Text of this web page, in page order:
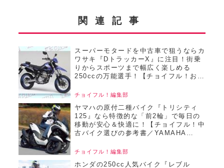
関連記事
スーパーモタードを中古車で狙うならカ
ワサキ『DトラッカーX』に注目！街乗
りからスポーツまで幅広く楽しめる
250ccの万能選手！【チョイフル！おす
月編】
チョイフル！編集部
ヤマハの原付二種バイク『トリシティ
125』なら特徴的な「前2輪」で毎日の
移動が安心＆快適に！【チョイフル！中
古バイク選びの参考書／YAMAHA
チョイフル！編集部
ホンダの250cc人気バイク『レブル